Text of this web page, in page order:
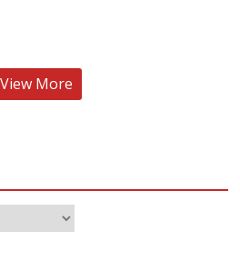
View More